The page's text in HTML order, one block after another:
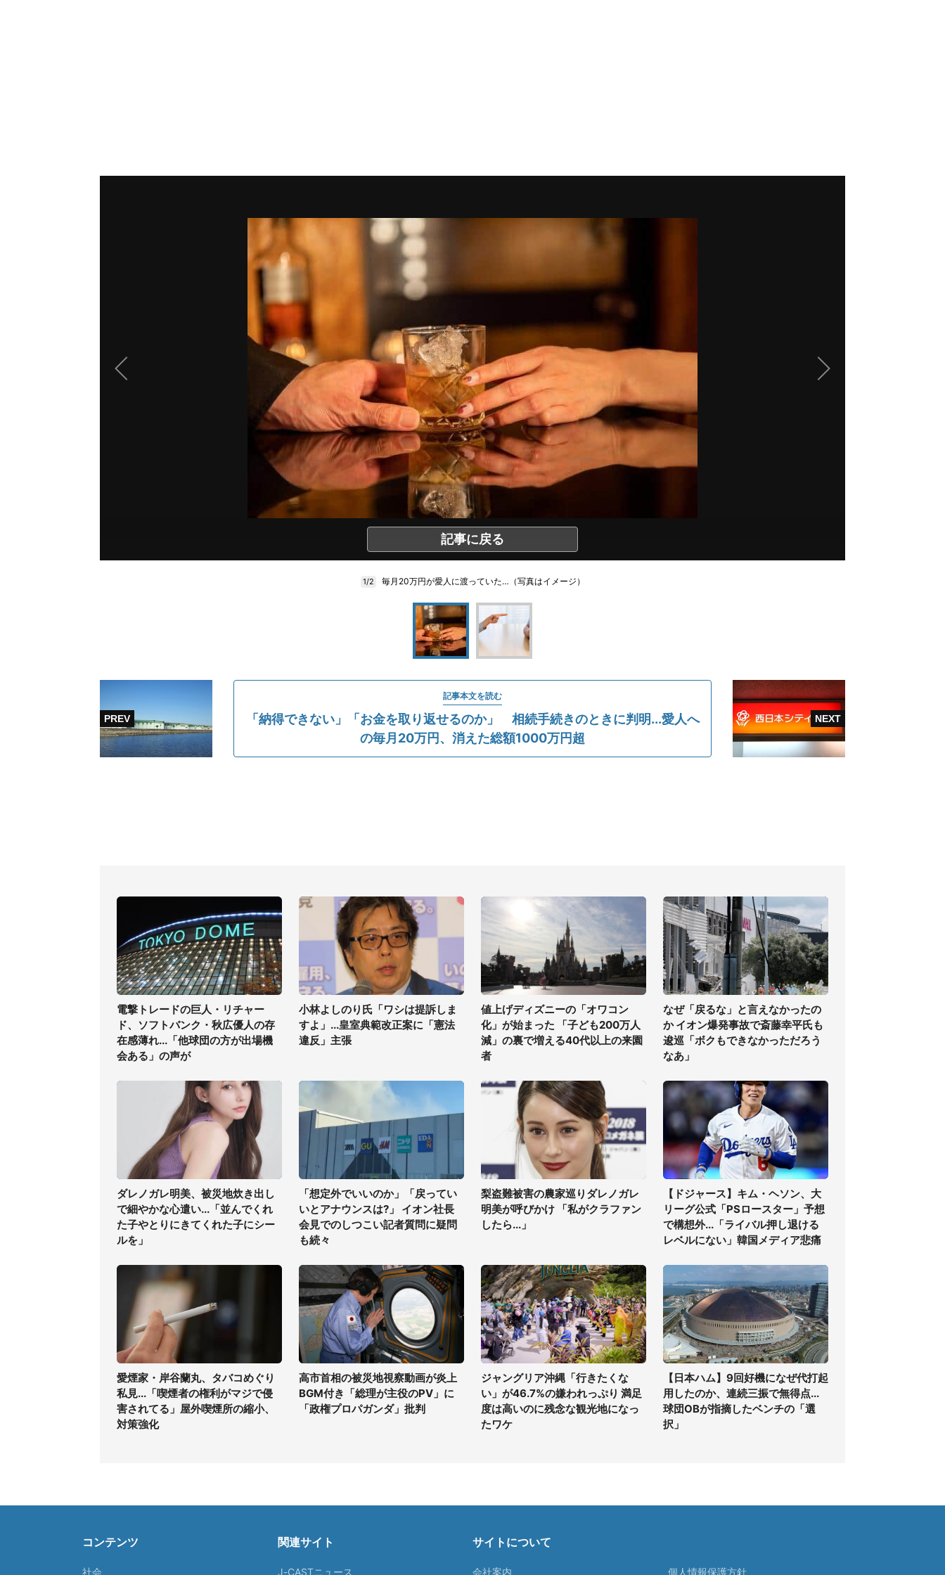
記事に戻る
1/2 毎月20万円が愛人に渡っていた…（写真はイメージ）
記事本文を読む
「納得できない」「お金を取り返せるのか」 相続手続きのときに判明...愛人へ
の毎月20万円、消えた総額1000万円超
電撃トレードの巨人・リチャー
ド、ソフトバンク・秋広優人の存
在感薄れ...「他球団の方が出場機
会ある」の声が
小林よしのり氏「ワシは提訴しま
すよ」...皇室典範改正案に「憲法
違反」主張
値上げディズニーの「オワコン
化」が始まった 「子ども200万人
減」の裏で増える40代以上の来園
者
なぜ「戻るな」と言えなかったの
か イオン爆発事故で斎藤幸平氏も
逡巡「ボクもできなかっただろう
なあ」
ダレノガレ明美、被災地炊き出し
で細やかな心遣い...「並んでくれ
た子やとりにきてくれた子にシー
ルを」
「想定外でいいのか」「戻ってい
いとアナウンスは?」 イオン社長
会見でのしつこい記者質問に疑問
も続々
梨盗難被害の農家巡りダレノガレ
明美が呼びかけ 「私がクラファン
したら...」
【ドジャース】キム・ヘソン、大
リーグ公式「PSロースター」予想
で構想外...「ライバル押し退ける
レベルにない」韓国メディア悲痛
愛煙家・岸谷蘭丸、タバコめぐり
私見...「喫煙者の権利がマジで侵
害されてる」屋外喫煙所の縮小、
対策強化
高市首相の被災地視察動画が炎上
BGM付き「総理が主役のPV」に
「政権プロパガンダ」批判
ジャングリア沖縄「行きたくな
い」が46.7%の嫌われっぷり 満足
度は高いのに残念な観光地になっ
たワケ
【日本ハム】9回好機になぜ代打起
用したのか、連続三振で無得点...
球団OBが指摘したベンチの「選
択」
コンテンツ
社会
関連サイト
J-CASTニュース
サイトについて
会社案内 個人情報保護方針